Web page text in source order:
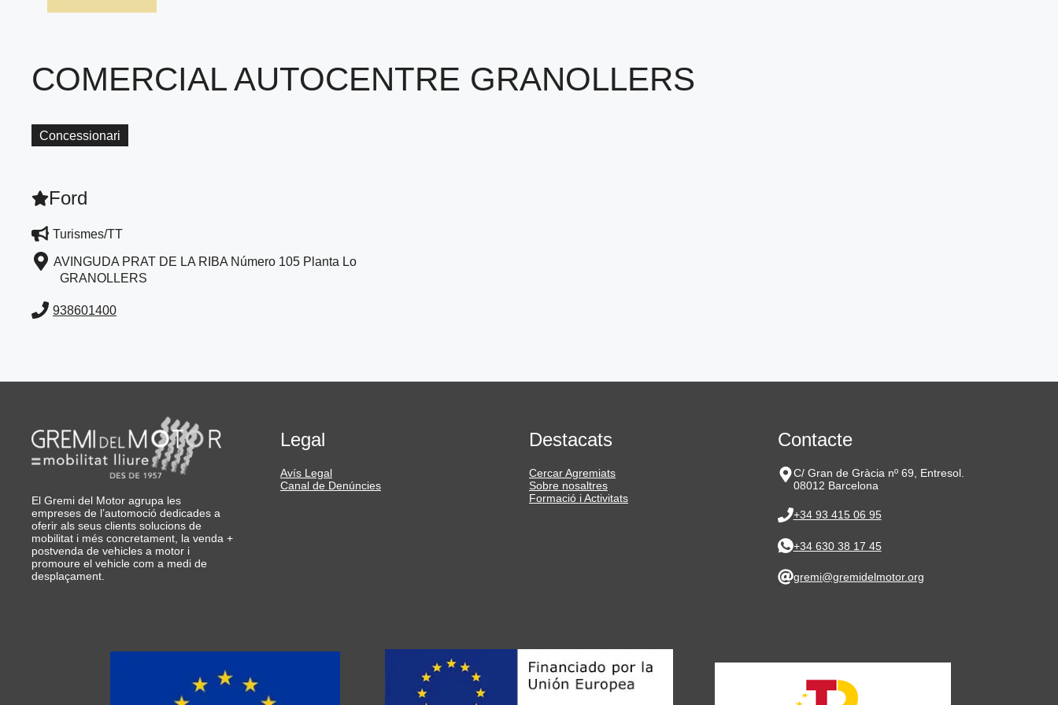
COMERCIAL AUTOCENTRE GRANOLLERS
Concessionari
Ford
Turismes/TT
AVINGUDA PRAT DE LA RIBA Número 105 Planta Lo
GRANOLLERS
938601400
El Gremi del Motor agrupa les
empreses de l’automoció dedicades a
oferir als seus clients solucions de
mobilitat i més concretament, la venda +
postvenda de vehicles a motor i
promoure el vehicle com a medi de
desplaçament.
Legal
Avís Legal
Canal de Denúncies
Destacats
Cercar Agremiats
Sobre nosaltres
Formació i Activitats
Contacte
C/ Gran de Gràcia nº 69, Entresol.
08012 Barcelona
+34 93 415 06 95
+34 630 38 17 45
gremi@gremidelmotor.org